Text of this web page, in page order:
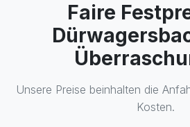
Faire
Unsere Preise beinhalten die
Kosten.